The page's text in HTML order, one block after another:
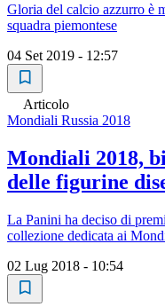
Gloria del calcio azzurro è
squadra piemontese
04 Set 2019 - 12:57
Articolo
Mondiali Russia 2018
Mondiali 2018,
delle figurine
La Panini ha deciso di
collezione dedicata ai
02 Lug 2018 - 10:54